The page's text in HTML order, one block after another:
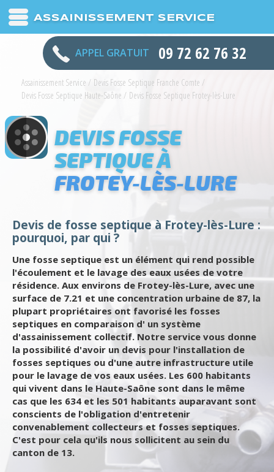
ASSAINISSEMENT SERVICE
APPEL GRATUIT 09 72 62 76 32
Assainissement Service / Devis Fosse Septique Franche Comte /
Devis Fosse Septique Haute-Saône / Devis Fosse Septique Frotey-lès-Lure
DEVIS FOSSE
SEPTIQUE À
FROTEY-LÈS-LURE
Devis de fosse septique à Frotey-lès-Lure :
pourquoi, par qui ?
Une fosse septique est un élément qui rend possible
l'écoulement et le lavage des eaux usées de votre
résidence. Aux environs de Frotey-lès-Lure, avec une
surface de 7.21 et une concentration urbaine de 87, la
plupart propriétaires ont favorisé les fosses
septiques en comparaison d' un système
d'assainissement collectif. Notre service vous donne
la possibilité d'avoir un devis pour l'installation de
fosses septiques ou d'une autre infrastructure utile
pour le lavage de vos eaux usées. Les 600 habitants
qui vivent dans le Haute-Saône sont dans le même
cas que les 634 et les 501 habitants auparavant sont
conscients de l'obligation d'entretenir
convenablement collecteurs et fosses septiques.
C'est pour cela qu'ils nous sollicitent au sein du
canton de 13.